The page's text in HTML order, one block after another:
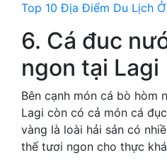
Top 10 Địa Điểm Du Lịch
6. Cá đuc
ngon tại Lagi
Bên cạnh món cá bò hòm
Lagi còn có cả món cá
vàng là loài hải sản có
thế tươi ngon cho thực